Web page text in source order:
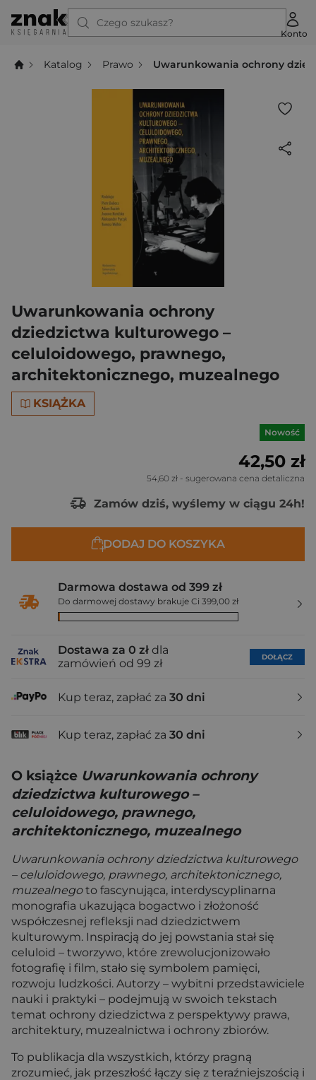
Czego szukasz?
Konto
Katalog Prawo Uwarunkowania ochrony
Uwarunkowania ochrony
dziedzictwa kulturowego –
celuloidowego, prawnego,
architektonicznego, muzealnego
KSIĄŻKA
Nowość
42,50 zł
54,60 zł - sugerowana cena detaliczna
Zamów dziś, wyślemy w ciągu 24h!
DODAJ DO KOSZYKA
Darmowa dostawa od 399 zł
Do darmowej dostawy brakuje Ci 399,00 zł
Dostawa za 0 zł dla
zamówień od 99 zł
DOŁĄCZ
Kup teraz, zapłać za 30 dni
Kup teraz, zapłać za 30 dni
O książce Uwarunkowania ochrony
dziedzictwa kulturowego –
celuloidowego, prawnego,
architektonicznego, muzealnego
Uwarunkowania ochrony dziedzictwa kulturowego
– celuloidowego, prawnego, architektonicznego,
muzealnegoto fascynująca, interdyscyplinarna
monografia ukazująca bogactwo i złożoność
współczesnej refleksji nad dziedzictwem
kulturowym. Inspiracją do jej powstania stał się
celuloid – tworzywo, które zrewolucjonizowało
fotografię i film, stało się symbolem pamięci,
rozwoju ludzkości. Autorzy – wybitni przedstawiciele
nauki i praktyki – podejmują w swoich tekstach
temat ochrony dziedzictwa z perspektywy prawa,
architektury, muzealnictwa i ochrony zbiorów.
To publikacja dla wszystkich, którzy pragną
zrozumieć, jak przeszłość łączy się z teraźniejszością i